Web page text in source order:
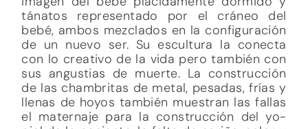
tánatos representado por el cráneo del
bebé, ambos mezclados en la configuración
de un nuevo ser. Su escultura la conecta
con lo creativo de la vida pero también con
sus angustias de muerte. La construcción
de las chambritas de metal, pesadas, frías y
llenas de hoyos también muestran las fallas
el maternaje para la construcción del yo-